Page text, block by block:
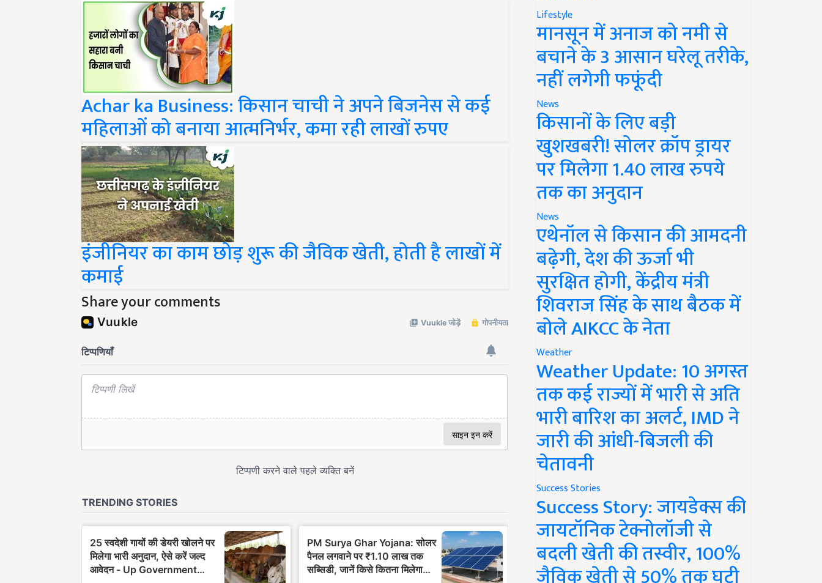
Achar ka Business: किसान चाची ने अपने बिजनेस से कई
महिलाओं को बनाया आत्मनिर्भर, कमा रही लाखों रुपए
इंजीनियर का काम छोड़ शुरू की जैविक खेती, होती है लाखों में
कमाई
Share your comments
Lifestyle
मानसून में अनाज को नमी से
बचाने के 3 आसान घरेलू तरीके,
नहीं लगेगी फफूंदी
News
किसानों के लिए बड़ी
खुशखबरी! सोलर क्रॉप ड्रायर
पर मिलेगा 1.40 लाख रुपये
तक का अनुदान
News
एथेनॉल से किसान की आमदनी
बढ़ेगी, देश की ऊर्जा भी
सुरक्षित होगी, केंद्रीय मंत्री
शिवराज सिंह के साथ बैठक में
बोले AIKCC के नेता
Weather
Weather Update: 10 अगस्त
तक कई राज्यों में भारी से अति
भारी बारिश का अलर्ट, IMD ने
जारी की आंधी-बिजली की
चेतावनी
Success Stories
Success Story: जायडेक्स की
जायटॉनिक टेक्नोलॉजी से
बदली खेती की तस्वीर, 100%